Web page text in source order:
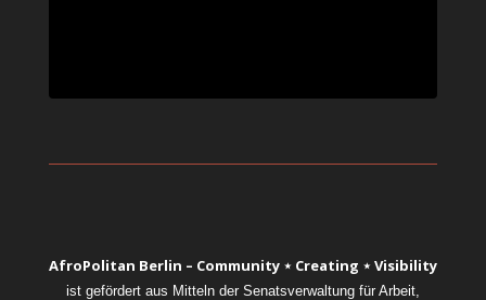
AfroPolitan Berlin – Community ⋆ Creating ⋆ Visibility
ist gefördert aus Mitteln der Senatsverwaltung für Arbeit,